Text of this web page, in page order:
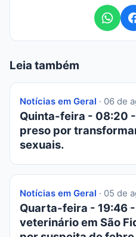
Leia também
Notícias em Geral · 06 de
Quinta-feira - 08:20
preso por
sexuais.
Notícias em Geral · 05 de
Quarta-feira - 19:46
veterinário em São